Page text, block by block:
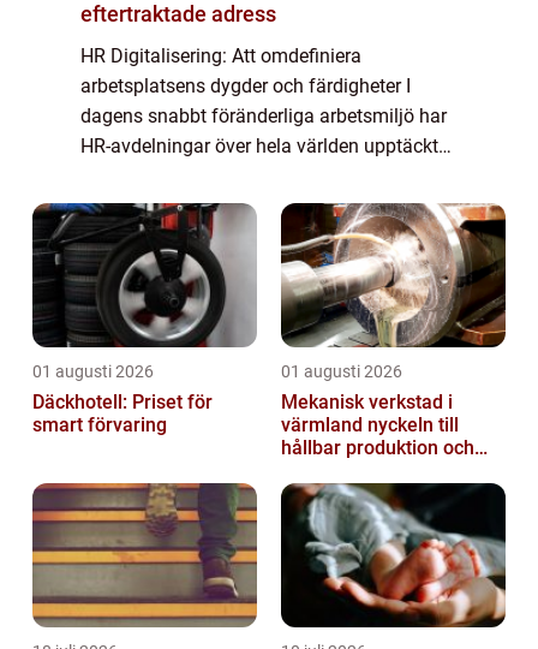
eftertraktade adress
HR Digitalisering: Att omdefiniera
arbetsplatsens dygder och färdigheter I
dagens snabbt föränderliga arbetsmiljö har
HR-avdelningar över hela världen upptäckt
att möta det ökade behovet av effektivitet, ...
01 augusti 2026
Däckhotell: Priset för
smart förvaring
01 augusti 2026
Mekanisk verkstad i
värmland nyckeln till
hållbar produktion och